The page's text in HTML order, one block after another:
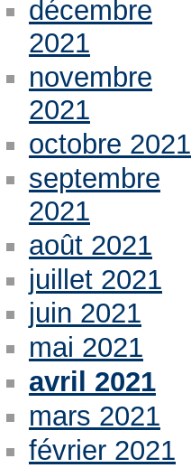
décembre
2021
novembre
2021
octobre 2021
septembre
2021
août 2021
juillet 2021
juin 2021
mai 2021
avril 2021
mars 2021
février 2021